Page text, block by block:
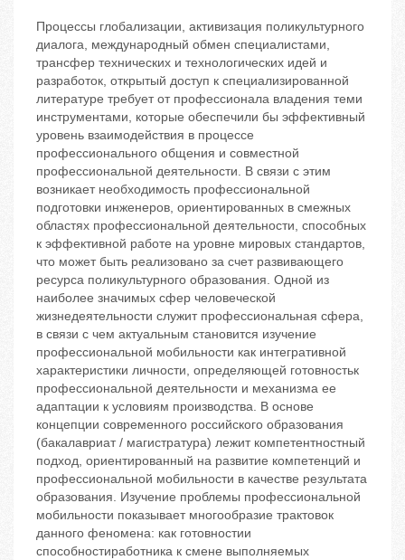
Процессы глобализации, активизация поликультурного
диалога, международный обмен специалистами,
трансфер технических и технологических идей и
разработок, открытый доступ к специализированной
литературе требует от профессионала владения теми
инструментами, которые обеспечили бы эффективный
уровень взаимодействия в процессе
профессионального общения и совместной
профессиональной деятельности. В связи с этим
возникает необходимость профессиональной
подготовки инженеров, ориентированных в смежных
областях профессиональной деятельности, способных
к эффективной работе на уровне мировых стандартов,
что может быть реализовано за счет развивающего
ресурса поликультурного образования. Одной из
наиболее значимых сфер человеческой
жизнедеятельности служит профессиональная сфера,
в связи с чем актуальным становится изучение
профессиональной мобильности как интегративной
характеристики личности, определяющей готовностьк
профессиональной деятельности и механизма ее
адаптации к условиям производства. В основе
концепции современного российского образования
(бакалавриат / магистратура) лежит компетентностный
подход, ориентированный на развитие компетенций и
профессиональной мобильности в качестве результата
образования. Изучение проблемы профессиональной
мобильности показывает многообразие трактовок
данного феномена: как готовностии
способностиработника к смене выполняемых